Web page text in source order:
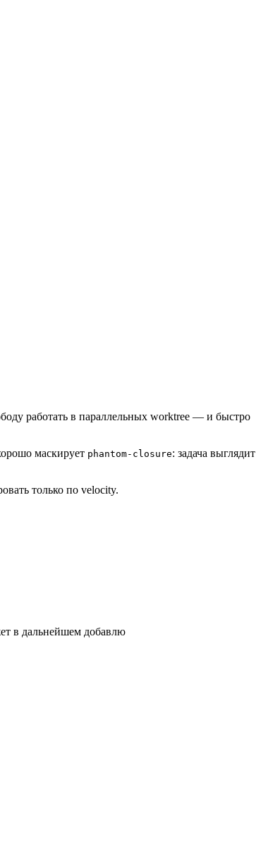
работать в параллельных worktree — и быстро
маскирует phantom-closure: задача выглядит
только по velocity.
в дальнейшем добавлю